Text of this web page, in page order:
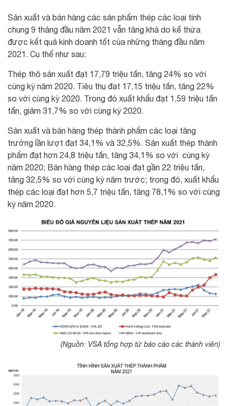
Sản xuất và bán hàng các sản phẩm thép các loại tính
chung 9 tháng đầu năm 2021 vẫn tăng khá do kế thừa
được kết quả kinh doanh tốt của những tháng đầu năm
2021. Cụ thể như sau:
Thép thô sản xuất đạt 17,79 triệu tấn, tăng 24% so với
cùng kỳ năm 2020. Tiêu thụ đạt 17,15 triệu tấn, tăng 22%
so với cùng kỳ 2020. Trong đó xuất khẩu đạt 1,59 triệu tấn
tấn, giảm 31,7% so với cùng kỳ 2020.
Sản xuất và bán hàng thép thành phẩm các loại tăng
trưởng lần lượt đạt 34,1% và 32,5%. Sản xuất thép thành
phẩm đạt hơn 24,8 triệu tấn, tăng 34,1% so với cùng kỳ
năm 2020; Bán hàng thép các loại đạt gần 22 triệu tấn,
tăng 32,5% so với cùng kỳ năm trước; trong đó, xuất khẩu
thép các loại đạt hơn 5,7 triệu tấn, tăng 78,1% so với cùng
kỳ năm 2020.
(Nguồn: VSA tổng hợp từ báo cáo các thành viên)